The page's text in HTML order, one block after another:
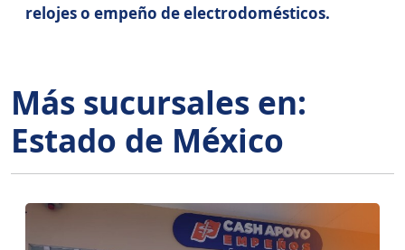
relojes o empeño de electrodomésticos.
Más sucursales en:
Estado de México